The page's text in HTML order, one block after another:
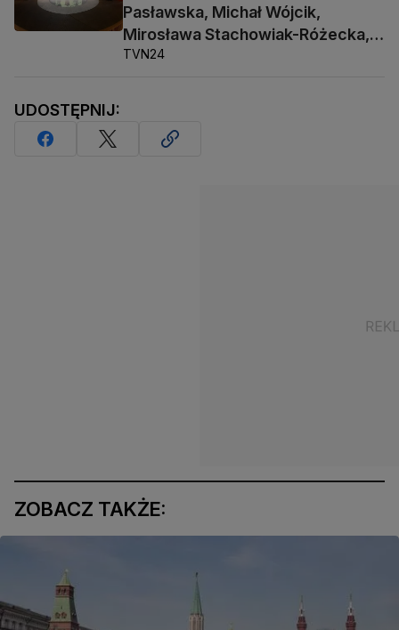
Pasławska, Michał Wójcik,
Mirosława Stachowiak-Różecka,
Barbara Socha
TVN24
UDOSTĘPNIJ:
ZOBACZ TAKŻE: